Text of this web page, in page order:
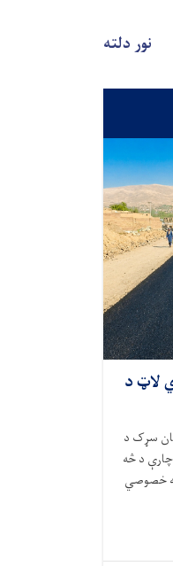
نور دلته
لاټ د
سړک د
د څه
له خصوصي